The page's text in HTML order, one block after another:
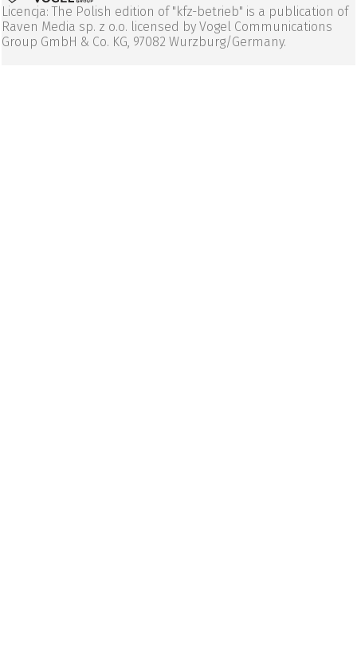
Licencja: The Polish edition of "kfz-betrieb" is a publication of
Raven Media sp. z o.o. licensed by Vogel Communications
Group GmbH & Co. KG, 97082 Wurzburg/Germany.